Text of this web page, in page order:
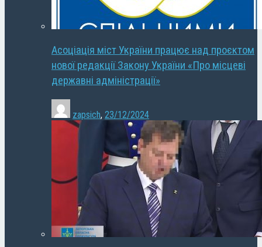
Асоціація міст України працює над проєктом
нової редакції Закону України «Про місцеві
державні адміністрації»
zapsich, 23/12/2024